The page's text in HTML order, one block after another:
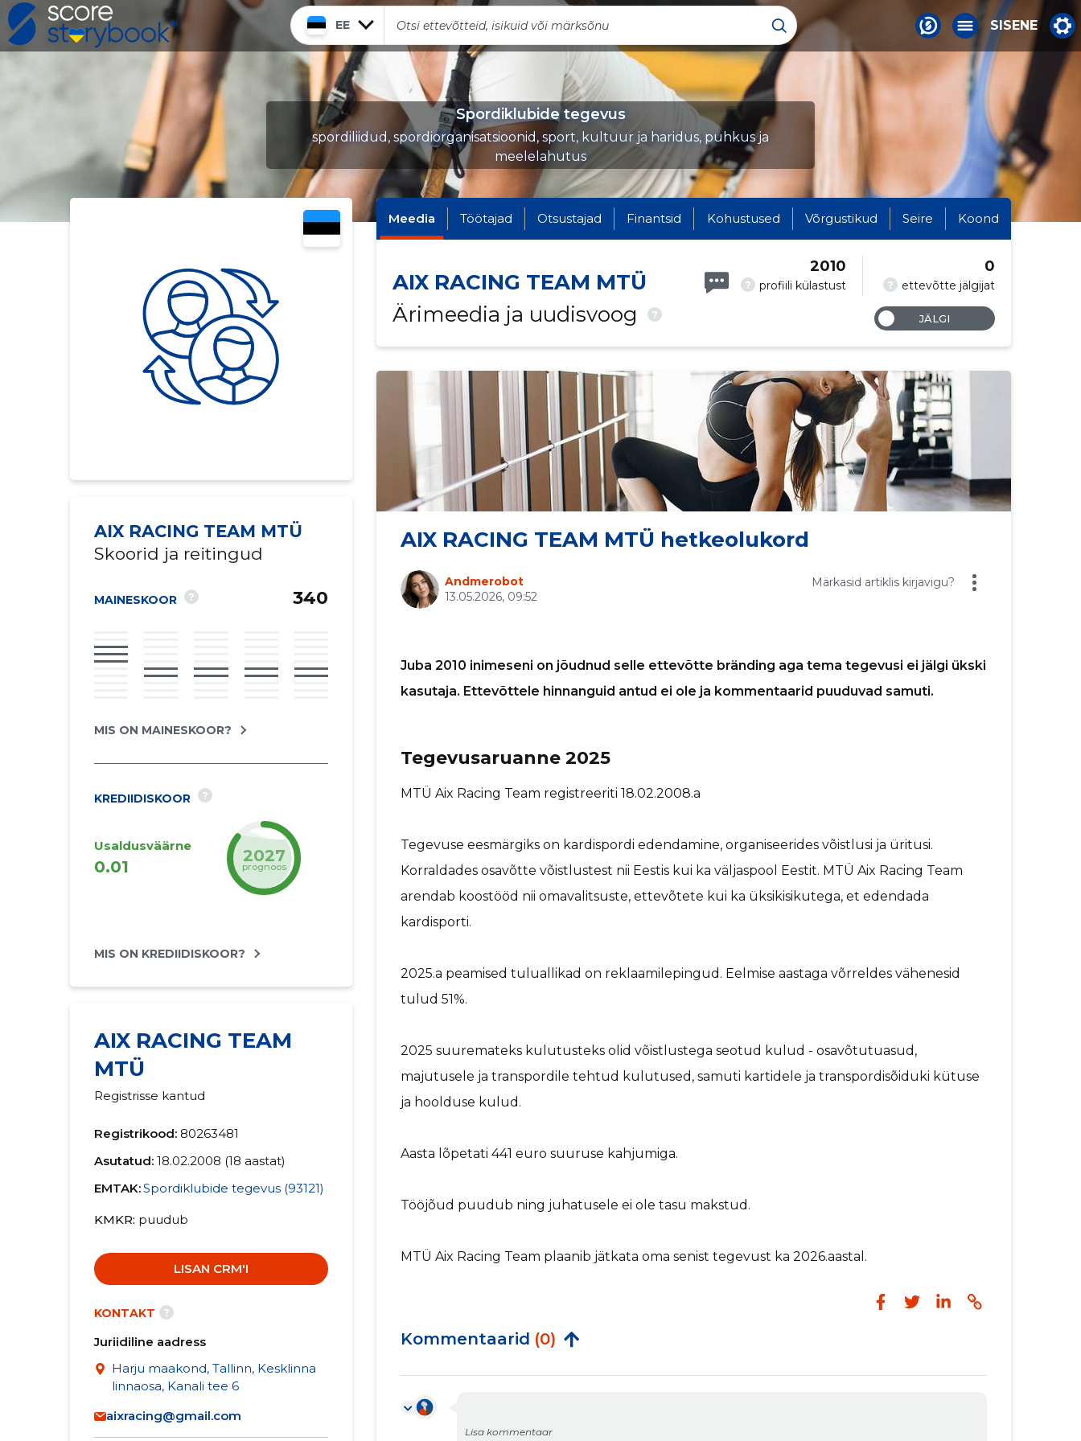
EE SISENE
Spordiklubide tegevus
spordiliidud, spordiorganisatsioonid, sport, kultuur ja haridus, puhkus ja
meelelahutus
AIX RACING TEAM MTÜ
Skoorid ja reitingud
MAINESKOOR ? 340
MIS ON MAINESKOOR?
KREDIIDISKOOR ?
Usaldusväärne
0.01
2027
prognoos
MIS ON KREDIIDISKOOR?
AIX RACING TEAM
MTÜ
Registrisse kantud
Registrikood: 80263481
Asutatud: 18.02.2008 (18 aastat)
EMTAK:Spordiklubide tegevus (93121)
KMKR puudub
LISAN CRM'I
KONTAKT ?
Juriidiline aadress
Harju maakond, Tallinn, Kesklinna
linnaosa, Kanali tee 6
aixracing@gmail.com
Meedia Töötajad Otsustajad Finantsid Kohustused Võrgustikud Seire Koond
AIX RACING TEAM MTÜ
Ärimeedia ja uudisvoog
?
? profiili külastust
2010
? ettevõtte jälgijat
0
JÄLGI
AIX RACING TEAM MTÜ hetkeolukord
Andmerobot
13.05.2026, 09:52
Märkasid artiklis kirjavigu?
Juba 2010 inimeseni on jõudnud selle ettevõtte bränding aga tema tegevusi ei jälgi ükski
kasutaja. Ettevõttele hinnanguid antud ei ole ja kommentaarid puuduvad samuti.
Tegevusaruanne 2025
MTÜ Aix Racing Team registreeriti 18.02.2008.a
Tegevuse eesmärgiks on kardispordi edendamine, organiseerides võistlusi ja üritusi.
Korraldades osavõtte võistlustest nii Eestis kui ka väljaspool Eestit. MTÜ Aix Racing Team
arendab koostööd nii omavalitsuste, ettevõtete kui ka üksikisikutega, et edendada
kardisporti.
2025.a peamised tuluallikad on reklaamilepingud. Eelmise aastaga võrreldes vähenesid
tulud 51%.
2025 suuremateks kulutusteks olid võistlustega seotud kulud - osavõtutuasud,
majutusele ja transpordile tehtud kulutused, samuti kartidele ja transpordisõiduki kütuse
ja hoolduse kulud.
Aasta lõpetati 441 euro suuruse kahjumiga.
Tööjõud puudub ning juhatusele ei ole tasu makstud.
MTÜ Aix Racing Team plaanib jätkata oma senist tegevust ka 2026.aastal.
Kommentaarid (0)